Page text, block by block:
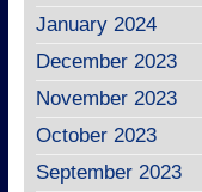
January 2024
December 2023
November 2023
October 2023
September 2023